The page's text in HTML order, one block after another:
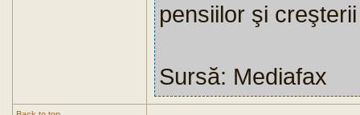
pensiilor şi
Sursă: Mediafax